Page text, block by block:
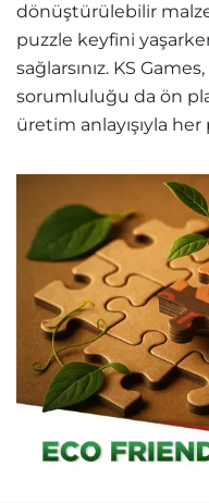
dönüştürülebilir
puzzle keyfini
sağlarsınız. KS
sorumluluğu da ön
üretim anlayışıyla